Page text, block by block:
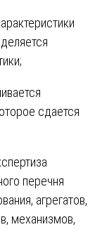
сдается
перечня
агрегатов,
механизмов,